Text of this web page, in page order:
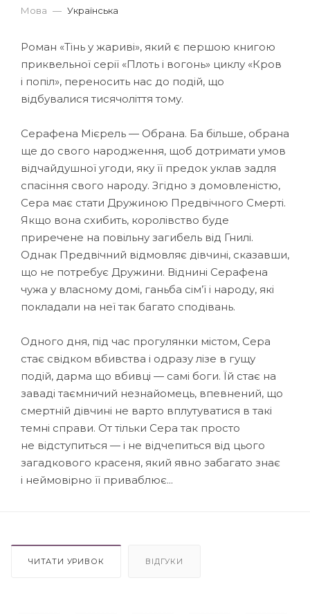
Мова — Українська
Роман «Тінь у жариві», який є першою книгою
приквельної серії «Плоть і вогонь» циклу «Кров
і попіл», переносить нас до подій, що
відбувалися тисячоліття тому.
Серафена Мієрель — Обрана. Ба більше, обрана
ще до свого народження, щоб дотримати умов
відчайдушної угоди, яку її предок уклав задля
спасіння свого народу. Згідно з домовленістю,
Сера має стати Дружиною Предвічного Смерті.
Якщо вона схибить, королівство буде
приречене на повільну загибель від Гнилі.
Однак Предвічний відмовляє дівчині, сказавши,
що не потребує Дружини. Віднині Серафена
чужа у власному домі, ганьба сім’ї і народу, які
покладали на неї так багато сподівань.
Одного дня, під час прогулянки містом, Сера
стає свідком вбивства і одразу лізе в гущу
подій, дарма що вбивці — самі боги. Їй стає на
заваді таємничий незнайомець, впевнений, що
смертній дівчині не варто вплутуватися в такі
темні справи. От тільки Сера так просто
не відступиться — і не відчепиться від цього
загадкового красеня, який явно забагато знає
і неймовірно її приваблює...
ЧИТАТИ УРИВОК ВІДГУКИ